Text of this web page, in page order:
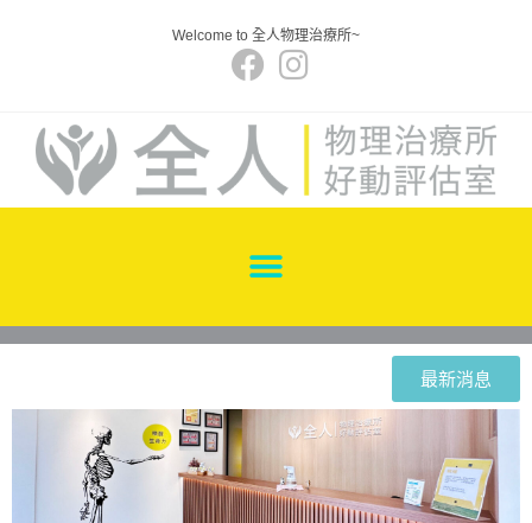
Welcome to 全人物理治療所~
最新消息